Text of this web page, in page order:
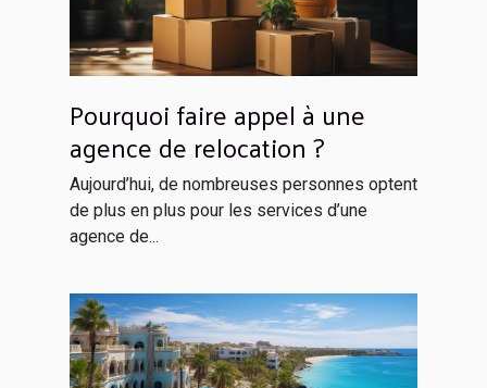
Pourquoi faire appel à une
agence de relocation ?
Aujourd’hui, de nombreuses personnes optent
de plus en plus pour les services d’une
agence de...